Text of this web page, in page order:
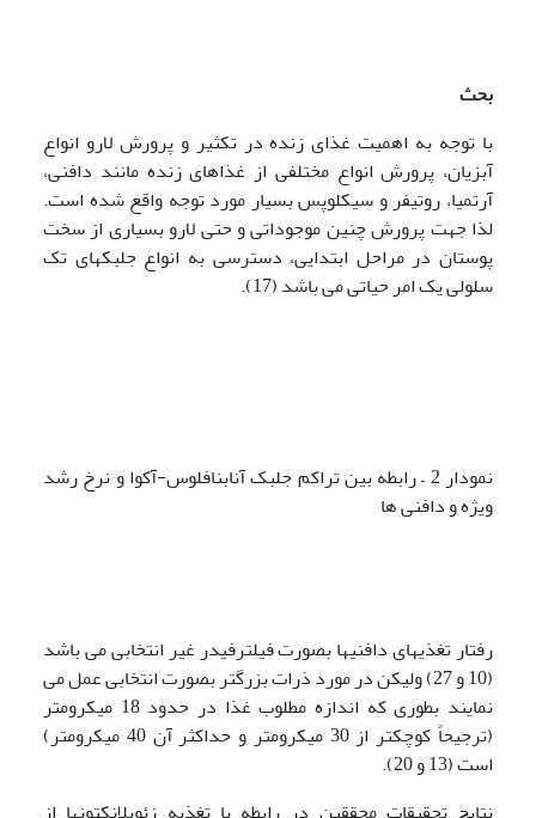
بحث
با توجه به اهمیت غذای زنده در تکثیر و پرورش لارو انواع
آبزیان، پرورش انواع مختلفی از غذاهای زنده مانند دافنی،
آرتمیا، روتیفر و سیکلوپس بسیار مورد توجه واقع شده است.
لذا جهت پرورش چنین موجوداتی و حتی لارو بسیاری از سخت
پوستان در مراحل ابتدایی، دسترسی به انواع جلبکهای تک
سلولی یک امر حیاتی می باشد (17).
نمودار 2 – رابطه بین تراکم جلبک آنابنافلوس-آکوا و نرخ رشد
ویژه و دافنی ها
رفتار تغذیه­ای دافنی­ها بصورت فیلترفیدر غیر انتخابی می باشد
(10 و 27) ولیکن در مورد ذرات بزرگتر بصورت انتخابی عمل می
نمایند بطوری که اندازه مطلوب غذا در حدود 18 میکرومتر
(ترجیحاً کوچکتر از 30 میکرومتر و حداکثر آن 40 میکرومتر)
است (13 و 20).